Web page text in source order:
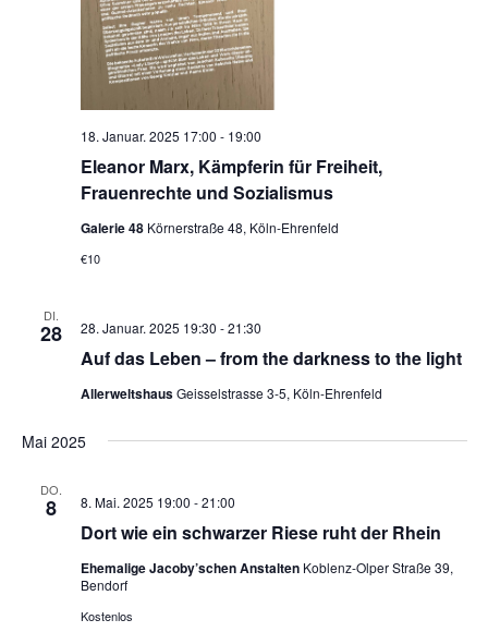
Eleanor Marx, Kämpferin für Freiheit,
Frauenrechte und Sozialismus
18. Januar. 2025 17:00 - 19:00
Galerie 48 Körnerstraße 48, Köln-Ehrenfeld
€10
DI.
28
Auf das Leben – from the darkness to the light
28. Januar. 2025 19:30 -21:30
AllerweltshausGeisselstrasse 3-5, Köln-Ehrenfeld
Mai 2025
DO.
8
Dort wie ein schwarzer Riese ruht der Rhein
8. Mai. 2025 19:00 -21:00
Ehemalige Jacoby’schen Anstalten Koblenz-Olper Straße 39,
Bendorf
Kostenlos